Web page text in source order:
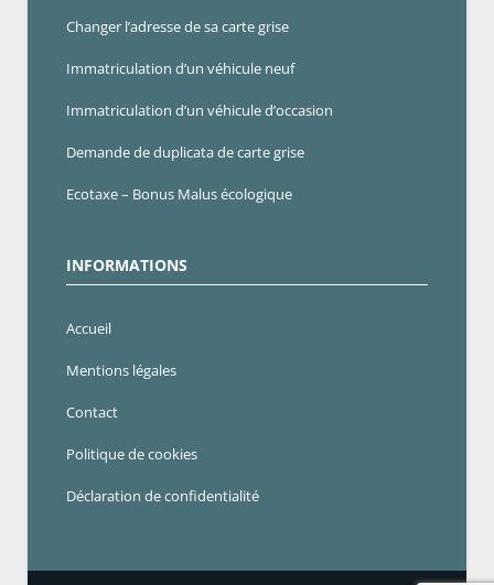
Changer l’adresse de sa carte grise
Immatriculation d’un véhicule neuf
Immatriculation d’un véhicule d’occasion
Demande de duplicata de carte grise
Ecotaxe – Bonus Malus écologique
INFORMATIONS
Accueil
Mentions légales
Contact
Politique de cookies
Déclaration de confidentialité